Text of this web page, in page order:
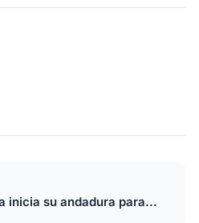
inicia su andadura para...